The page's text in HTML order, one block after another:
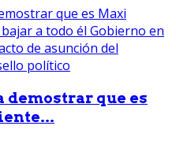
demostrar que es